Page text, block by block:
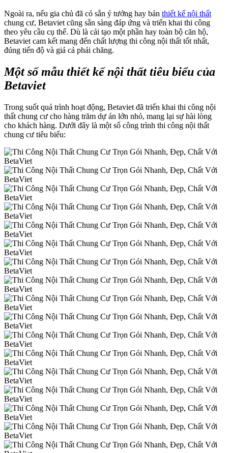
Ngoài ra, nếu gia chủ đã có sẵn ý tưởng hay bản thiết kế nội thất
chung cư, Betaviet cũng sẵn sàng đáp ứng và triển khai thi công
theo yêu cầu cụ thể. Dù là cải tạo một phần hay toàn bộ căn hộ,
Betaviet cam kết mang đến chất lượng thi công nội thất tốt nhất,
đúng tiến độ và giá cả phải chăng.
Một số mẫu thiết kế nội thất tiêu biểu của
Betaviet
Trong suốt quá trình hoạt động, Betaviet đã triển khai thi công nội
thất chung cư cho hàng trăm dự án lớn nhỏ, mang lại sự hài lòng
cho khách hàng. Dưới đây là một số công trình thi công nội thất
chung cư tiêu biểu: